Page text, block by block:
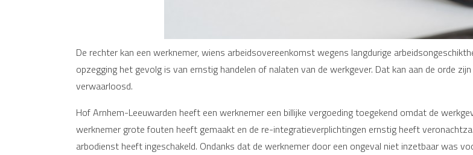
De rechter kan een werknemer, wiens arbeidsovereenkomst wegens langdurige
opzegging het gevolg is van ernstig handelen of nalaten van de werkgever. Dat kan aan de orde
verwaarloosd.
Hof Arnhem-Leeuwarden heeft een werknemer een billijke vergoeding toegekend omdat de
werknemer grote fouten heeft gemaakt en de re-integratieverplichtingen ernstig heeft
arbodienst heeft ingeschakeld. Ondanks dat de werknemer door een ongeval niet inzetbaar was